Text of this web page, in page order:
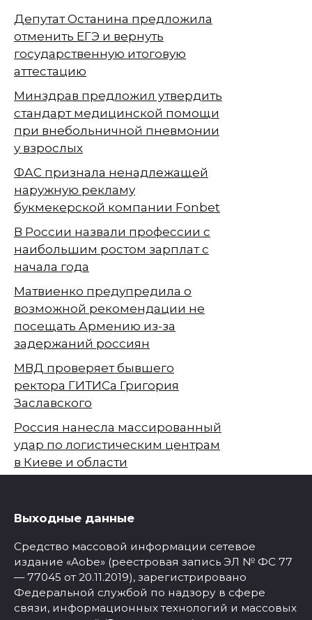
Депутат Останина предложила
отменить ЕГЭ и вернуть
государственную итоговую
аттестацию
Минздрав предложил утвердить
стандарт медицинской помощи
при внебольничной пневмонии
у взрослых
ФАС признала ненадлежащей
наружную рекламу
букмекерской компании Fonbet
В России назвали профессии с
наибольшим ростом зарплат с
начала года
Матвиенко предупредила о
возможной рекомендации не
посещать Армению из-за
задержаний россиян
МВД проверяет бывшего
ректора ГИТИСа Григория
Заславского
Россия нанесла массированный
удар по логистическим центрам
в Киеве и области
Выходные данные
Средство массовой информации сетевое
издание «Aobe» (реестровая запись ЭЛ № ФС 77
— 77045 от 20.11.2019), зарегистрировано
Федеральной службой по надзору в сфере
связи, информационных технологий и массовых